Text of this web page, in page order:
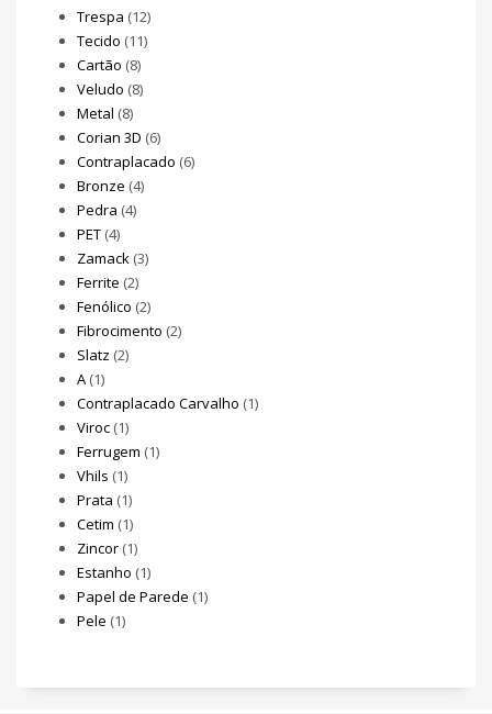
Trespa (12)
Tecido (11)
Cartão (8)
Veludo (8)
Metal (8)
Corian 3D (6)
Contraplacado (6)
Bronze (4)
Pedra (4)
PET (4)
Zamack (3)
Ferrite (2)
Fenólico (2)
Fibrocimento (2)
Slatz (2)
A (1)
Contraplacado Carvalho (1)
Viroc (1)
Ferrugem (1)
Vhils (1)
Prata (1)
Cetim (1)
Zincor (1)
Estanho (1)
Papel de Parede (1)
Pele (1)